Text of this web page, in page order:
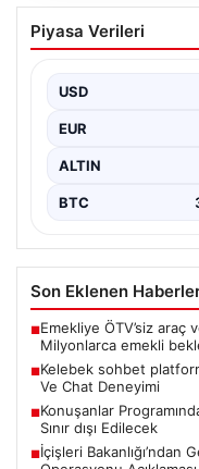
Kelebek
İletişimin
Dijital ortamında
Piyasa Verileri
USD
EUR
ALTIN
BTC
Son Eklenen
■Emekliye ÖTV’siz araç
Milyonlarca emekli
■Kelebek sohbet
Ve Chat Deneyimi
■Konuşanlar
Sınır dışı Edilecek
■İçişleri Bakanlığı’ndan